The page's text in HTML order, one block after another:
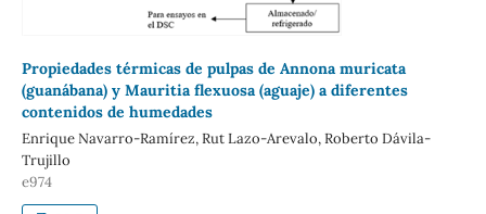
Propiedades térmicas de pulpas de Annona muricata
(guanábana) y Mauritia flexuosa (aguaje) a diferentes
contenidos de humedades
Enrique Navarro-Ramírez, Rut Lazo-Arevalo, Roberto Dávila-
Trujillo
e974